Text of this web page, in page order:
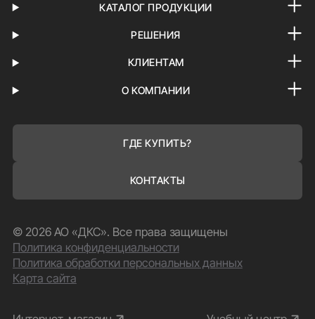
КАТАЛОГ ПРОДУКЦИИ
РЕШЕНИЯ
КЛИЕНТАМ
О КОМПАНИИ
ГДЕ КУПИТЬ?
КОНТАКТЫ
© 2026 АО «ДКС». Все права защищены
Политика конфиденциальности
Политика обработки персональных данных
Карта сайта